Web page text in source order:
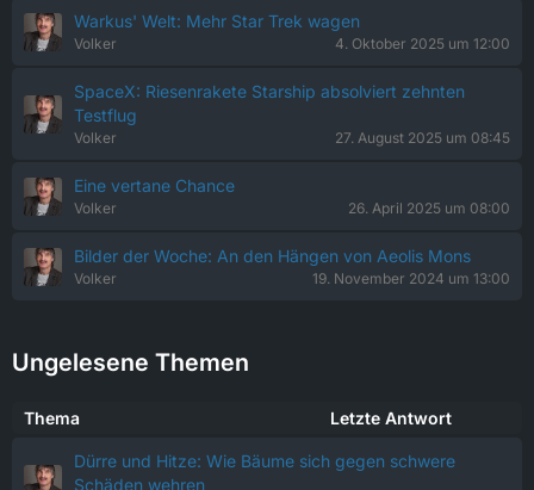
Warkus' Welt: Mehr Star Trek wagen
Volker 4. Oktober 2025 um 12:00
SpaceX: Riesenrakete Starship absolviert zehnten
Testflug
Volker 27. August 2025 um 08:45
Eine vertane Chance
Volker 26. April 2025 um 08:00
Bilder der Woche: An den Hängen von Aeolis Mons
Volker 19. November 2024 um 13:00
Ungelesene Themen
Thema Letzte Antwort
Dürre und Hitze: Wie Bäume sich gegen schwere
Schäden wehren